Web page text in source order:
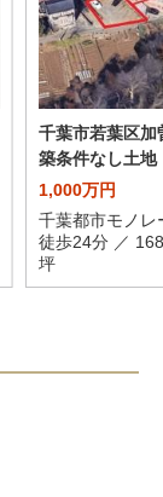
千葉市若葉区
築条件なし土地
1,000万円
千葉都市モノレ
徒歩24分 ／
坪